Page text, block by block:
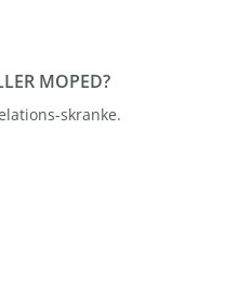
MOPED?
skranke.